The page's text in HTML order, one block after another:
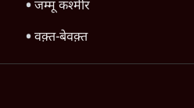
जम्मू कश्मीर
वक़्त-बेवक़्त